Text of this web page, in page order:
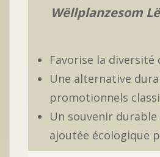
Wëllplanzesom
Favorise la diversité
Une alternative
promotionnels
Un souvenir durable
ajoutée écologique